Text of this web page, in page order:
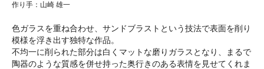
作り手：山崎 雄一
色ガラスを重ね合わせ、サンドブラストという技法で表面を削り
模様を浮き出す独特な作品。
不均一に削られた部分は白くマットな磨りガラスとなり、まるで
陶器のような質感を併せ持った奥行きのある表情を見せてくれま